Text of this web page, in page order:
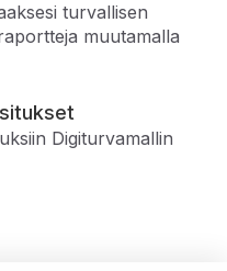
turvallisen
muutamalla
Digiturvamallin